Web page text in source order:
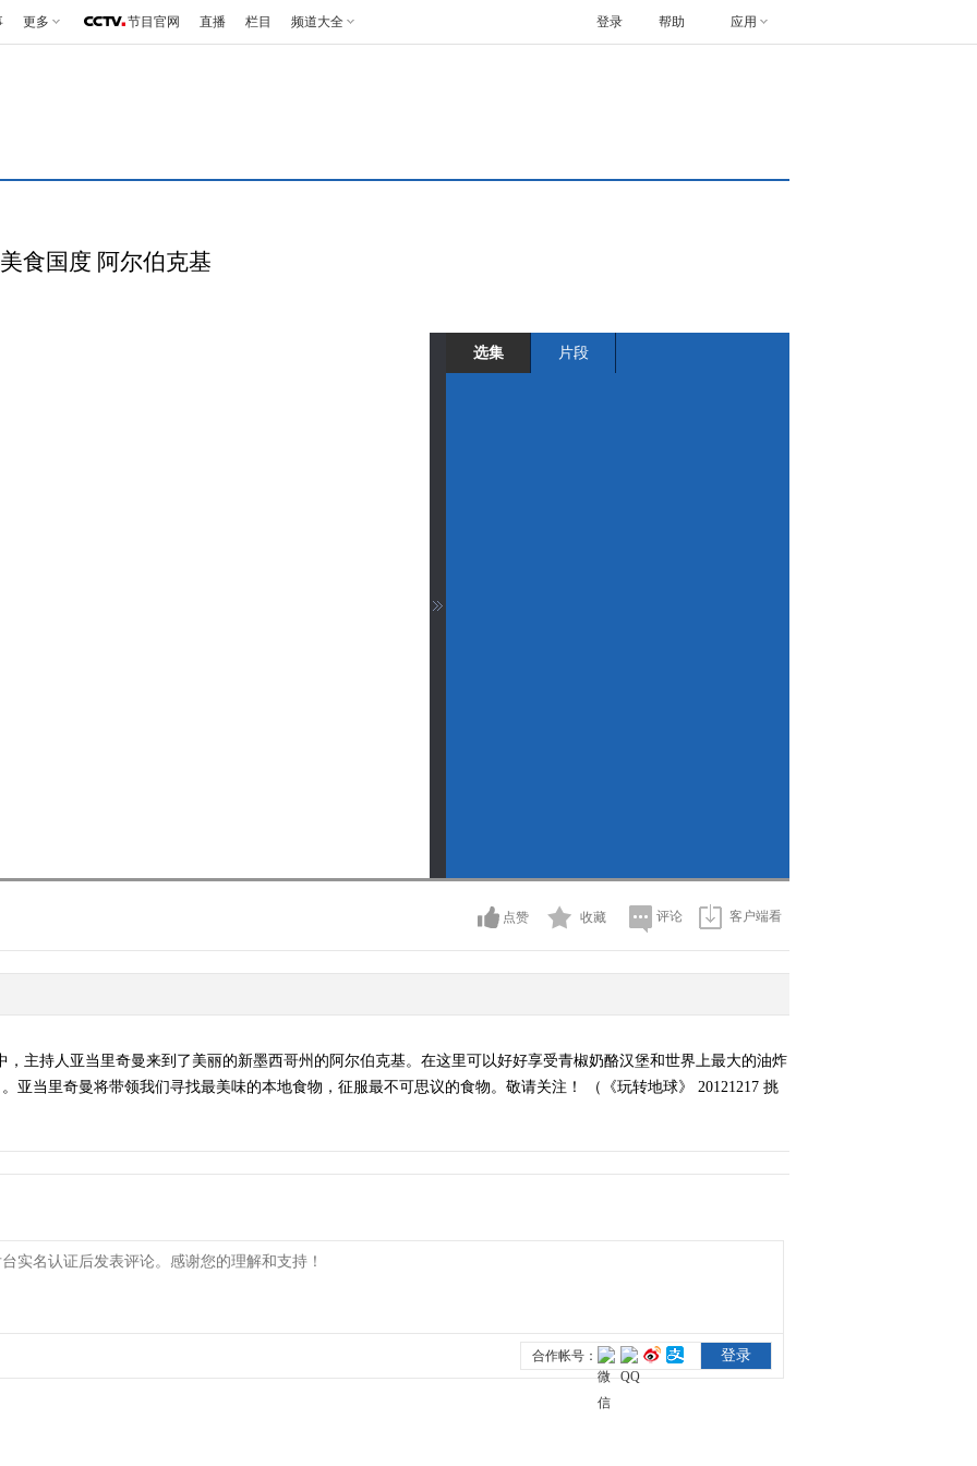
更多 节目官网 直播 栏目 频道大全 帮助 应用
登录
食国度 阿尔伯克基
选集 片段
点赞 收藏 评论 客户端看
主持人亚当里奇曼来到了美丽的新墨西哥州的阿尔伯克基。在这里可以好好享受青椒奶酪汉堡和世界上最大的油炸
亚当里奇曼将带领我们寻找最美味的本地食物，征服最不可思议的食物。敬请关注！ （《玩转地球》 20121217 挑